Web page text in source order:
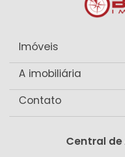
Imóveis
A imobiliária
Contato
Central